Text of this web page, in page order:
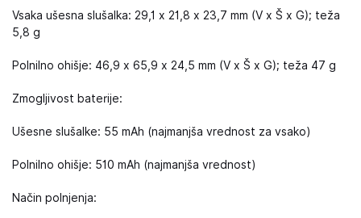
Vsaka ušesna slušalka: 29,1 x 21,8 x 23,7 mm (V x Š x G); teža
5,8 g
Polnilno ohišje: 46,9 x 65,9 x 24,5 mm (V x Š x G); teža 47 g
Zmogljivost baterije:
Ušesne slušalke: 55 mAh (najmanjša vrednost za vsako)
Polnilno ohišje: 510 mAh (najmanjša vrednost)
Način polnjenja: